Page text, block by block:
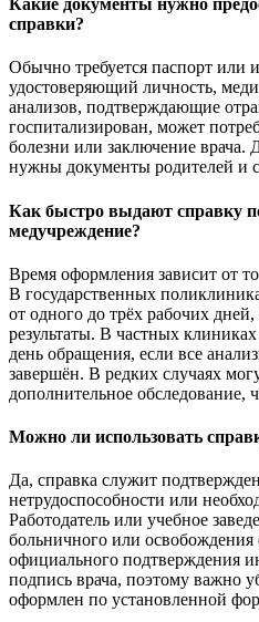
Какие документы нужно
справки?
Обычно требуется паспорт или
удостоверяющий личность,
анализов, подтверждающие
госпитализирован, может
болезни или заключение врача.
нужны документы родителей и
Как быстро выдают справку
медучреждение?
Время оформления зависит от
В государственных
от одного до трёх рабочих
результаты. В частных
день обращения, если все
завершён. В редких случаях
дополнительное обследование,
Можно ли использовать
Да, справка служит
нетрудоспособности или
Работодатель или учебное
больничного или
официального подтверждения
подпись врача, поэтому важно
оформлен по установленной